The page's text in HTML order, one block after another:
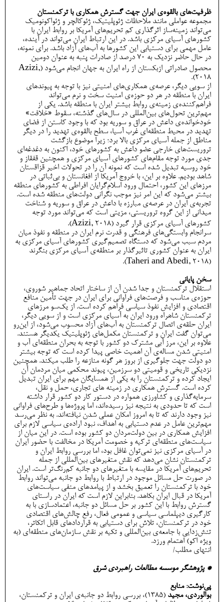
ظرفیت‌های بالقوه‌ی ایران جهت گسترش همکاری با ترکمنستان
مجموعه عواملی مانند ملاحظات ژئوپلیتیک، ژئوکالچر و ژئواکونومیک
می‌تواند زمینه‌ساز اثرگذاری کم تحریم‌های آمریکا بر روابط ایران با
کشورهای آسیای مرکزی باشد. در این ارتباط ایران می‌تواند در آینده،
عامل مهمی برای دستیابی این کشورها به آب‌های آزاد باشد. برای نمونه،
در حال حاضر نزدیک به 70 درصد از صادرات پنبه به عنوان دومین
محصول صادراتی ازبکستان از راه ایران به جهان انجام می‌شود (Azizi,
2018).
از سویی دیگر، عرصه‌ی همکاری‌های امنیتی نیز با توجه به پیوندهای
ایران با منطقه در هر دو حوزه‌ی امنیت سخت و نرم می‌تواند
فراهم‌کننده‌ی زمینه‌ی روابط بیشتر ایران با منطقه باشد. یکی از
مهم‌ترین تحول‌های بین‌المللی در سال‌های گذشته، سقوط «خلافت»
خودخوانده‌ی داعش در عراق و سوریه بود که با وجود کاستن از فضای
تهدید در محیط منطقه‌ای غرب آسیا، سطح بالقوه‌ی تهدید را در دیگر
مناطق از جمله آسیای مرکزی بالا برد؛ زیرا موضوع بازگشت
تروریست‌های خارجی عضو داعش به کشورهای خود، اکنون به دغدغه‌ای
جدی مورد توجه مقام‌های کشورهای آسیای مرکزی و همچنین قفقاز و
خود روسیه تبدیل شده است که نمونه آن را در تحولات اخیر قزاقستان
شاهد بودیم. علاوه بر این، با خروج آمریکا از افغانستان و بی‌ثباتی در
مرزهای این کشور، احتمال ورود اسلام‌گرایان افراطی به کشورهای منطقه
بیشتر می‌شود که این امر نیز موجب نگرانی دولت‌های منطقه شده است.
تجربه‌ی ایران در عرصه‌ی مبارزه با داعش در عراق و سوریه و شناخت
میدانی از این گروه تروریستی، مزیتی است که می‌تواند مورد توجه
کشورهای آسیای مرکزی قرار گیرد (Azizi, 2018).
سرانجام وابستگی‌های فرهنگی و قدرت نرم ایران در منطقه و نفوذ میان
مردم سبب می‌شود که دستگاه تصمیم‌گیری کشورهای آسیای مرکزی به
ایران به عنوان کشوری تاثیرگذار بر منطقه‌ی آسیای مرکزی بنگرند
(Taheri and Abedi, 2018).
سخن پایانی
استقلال ترکمنستان و جدا شدن آن از ساختار اتحاد جماهیر شوروی،
حوزه‌ی مناسب و فرصت‌های فراوانی برای ایران در جهت تأمین منافع
اقتصادی و افزایش نفوذ سیاسی فراهم کرده ­است. از یک‌سو مرزهای
ترکمنستان شاهراه ورود ایران به آسیای مرکزی است و از سویی دیگر،
ایران حلقه‌ی اتصال ترکمنستان به آب‌های آزاد محسوب می‌شود، از این‌رو
می‌توان گفت ایران و تركمنستان مکمل‌هاي ژئوپليتيک یکدیگر هستند.
علاوه بر این، مرز آبی مشترک دو کشور با توجه به بحران منطقه‌ای آب و
امنیتی شدن مساله‌ی آن اهمیت خاصی پیدا کرده است که توجه بیشتر
دو دولت جهت جلوگیری از بروز هر گونه منازعه را طلب می­کند. همچنین
نزدیکی تاریخی و قومیتی دو سرزمین، پیوند محکمی میان مردمان آن
ایجاد کرده و ترکمنستان را به یکی از همسایگان مهم برای ایران تبدیل
کرده است. گسترش همکاری در زمینه­ های تجاری، حمل و نقل،
سرمایه‌گذاری و کشاورزی همواره در دستور کار دو کشور قرار داشته
است که تا حدودی به نتیجه نیز رسیده‌اند، اما پروژه‌ها و طرح‌های فراوانی
نیز وجود دارند که تا به امروز امکان عملی شدن نیافته‌اند. به نظر می‌رسد
مهم‌ترین عامل در عدم دستیابی به اهداف، نبود اراده‌ی سیاسی لازم برای
افزایش همکاری در بین دولت‌مردان دو کشور بوده است. در این میان از
سیاست‌های منطقه‌ای ترکیه و خصومت آمریکا در مخالفت با حضور ایران
در آسیای مرکزی نیز نمی‌توان غافل بود، اما بررسی روابط ایران و
ترکمنستان نشان می‌دهد که نقش متغیرهای بین‌المللی از جمله
تحریم‌های آمریکا در مقایسه با متغیرهای دو جانبه کم‌رنگ‌تر است. ایران
در صورت حل مسائل موجود در ارتباط با روابط دو جانبه می‌تواند روابط
خود با ترکمنستان را تعمیق بخشد و از پیامدهای منفی سیاست‌های
آمریکا در قبال ایران بکاهد. بنابراین لازم است که ایران در راستای
گسترش روابط با این کشور بر حل مسائل دو جانبه، اعتمادسازی با به
کارگیری دیپلماسی سیاسی و عمومی فعال، رفع چالش‌های اقتصادی
خود در ترکمنستان، تلاش برای دستیابی به قراردادهای قابل اتکاتر،
تنش‌زدایی با جامعه‌ی بین‌المللی و تکیه بر نقش سازمان‌های منطقه‌ای (به
ویژه اکو) اهتمام ورزد.
انتهای مطلب/
* پژوهشگر موسسه مطالعات راهبردی شرق
پی‌نوشت: منابع
بوالوردی، مجید
(1385)، بررسی روابط دو جانبه‌ی ایران و ترکمنستان،